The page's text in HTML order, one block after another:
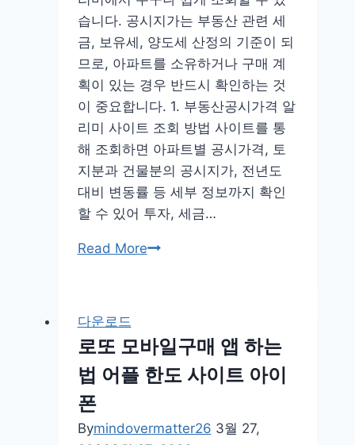
리
언
스
설
치
습니다. 공시지가는 부동산 관련 세
금, 보유세, 양도세 산정의 기준이 되
므로, 아파트를 소유하거나 구매 계
획이 있는 경우 반드시 확인하는 것
이 중요합니다. 1. 부동산공시가격 알
리미 사이트 조회 방법 사이트를 통
해 조회하면 아파트별 공시가격, 토
지분과 건물분의 공시지가, 전년도
대비 변동률 등 세부 정보까지 확인
할 수 있어 투자, 세금…
Read More아
지
가
사
다운로드
로또 모바일구매 앱 하는
법 어플 한도 사이트 아이
폰
Bymindovermatter26 3월 27,